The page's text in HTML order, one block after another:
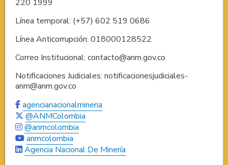
220 1999
Línea temporal: (+57) 602 519 0686
Línea Anticorrupción: 018000128522
Correo Institucional: contacto@anm.gov.co
Notificaciones Judiciales: notificacionesjudiciales-
anm@anm.gov.co
agencianacionalmineria
@ANMColombia
@anmcolombia
anmcolombia
Agencia Nacional De Minería